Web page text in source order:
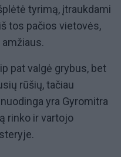
tyrimą, įtraukdami
tos pačios vietovės,
pat valgė grybus, bet
rūšių, tačiau
yra Gyromitra
rinko ir vartojo